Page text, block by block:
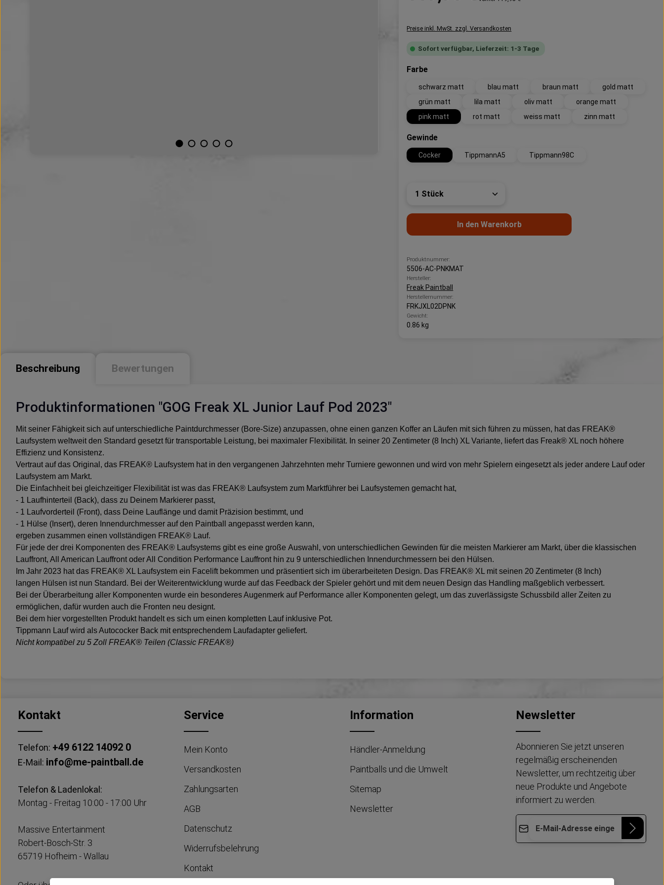
Preise inkl. MwSt. zzgl. Versandkosten
Sofort verfügbar, Lieferzeit: 1-3 Tage
Farbeauswählen
schwarz matt blau matt braun matt
gold matt
grün matt
lila matt oliv matt
orange matt
pink matt
rot matt weiss matt zinn matt
Gewindeauswählen
Cocker TippmannA5 Tippmann98C
Produkt Anzahl: Gib den gewünschten Wert
In den Warenkorb
Produktnummer:
5506-AC-PNKMAT
Hersteller:
Freak Paintball
Herstellernummer:
FRKJXL02DPNK
Gewicht:
0.86 kg
Beschreibung Bewertungen
Produktinformationen "GOG Freak XL Junior Lauf Pod 2023"
Mit seiner Fähigkeit sich auf unterschiedliche Paintdurchmesser (Bore-Size) anzupassen, ohne einen ganzen Koffer an Läufen mit sich führen zu müssen, hat das FREAK®
Laufsystem weltweit den Standard gesetzt für transportable Leistung, bei maximaler Flexibilität. In seiner 20 Zentimeter (8 Inch) XL Variante, liefert das Freak® XL noch höhere
Effizienz und Konsistenz.
Vertraut auf das Original, das FREAK® Laufsystem hat in den vergangenen Jahrzehnten mehr Turniere gewonnen und wird von mehr Spielern eingesetzt als jeder andere Lauf oder
Laufsystem am Markt.
Die Einfachheit bei gleichzeitiger Flexibilität ist was das FREAK® Laufsystem zum Marktführer bei Laufsystemen gemacht hat,
- 1 Laufhinterteil (Back), dass zu Deinem Markierer passt,
- 1 Laufvorderteil (Front), dass Deine Lauflänge und damit Präzision bestimmt, und
- 1 Hülse (Insert), deren Innendurchmesser auf den Paintball angepasst werden kann,
ergeben zusammen einen vollständigen FREAK® Lauf.
Für jede der drei Komponenten des FREAK® Laufsystems gibt es eine große Auswahl, von unterschiedlichen Gewinden für die meisten Markierer am Markt, über die klassischen
Lauffront, All American Lauffront oder All Condition Performance Lauffront hin zu 9 unterschiedlichen Innendurchmessern bei den Hülsen.
Im Jahr 2023 hat das FREAK® XL Laufsystem ein Facelift bekommen und präsentiert sich im überarbeiteten Design. Das FREAK® XL mit seinen 20 Zentimeter (8 Inch)
langen Hülsen ist nun Standard. Bei der Weiterentwicklung wurde auf das Feedback der Spieler gehört und mit dem neuen Design das Handling maßgeblich verbessert.
Bei der Überarbeitung aller Komponenten wurde ein besonderes Augenmerk auf Performance aller Komponenten gelegt, um das zuverlässigste Schussbild aller Zeiten zu
ermöglichen, dafür wurden auch die Fronten neu designt.
Bei dem hier vorgestellten Produkt handelt es sich um einen kompletten Lauf inklusive Pot.
Tippmann Lauf wird als Autococker Back mit entsprechendem Laufadapter geliefert.
Nicht kompatibel zu 5 Zoll FREAK® Teilen (Classic FREAK®)
Kontakt
Telefon: +49 6122 14092 0
E-Mail: info@me-paintball.de
Telefon & Ladenlokal:
Montag - Freitag 10:00 - 17:00 Uhr
Massive Entertainment
Robert-Bosch-Str. 3
65719 Hofheim - Wallau
Service
Mein Konto
Versandkosten
Zahlungsarten
AGB
Datenschutz
Widerrufsbelehrung
Kontakt
Information
Händler-Anmeldung
Paintballs und die Umwelt
Sitemap
Newsletter
Newsletter
Abonnieren Sie jetzt unseren
regelmäßig erscheinenden
Newsletter, um rechtzeitig über
neue Produkte und Angebote
informiert zu werden.
Datenschutzbestimmungen